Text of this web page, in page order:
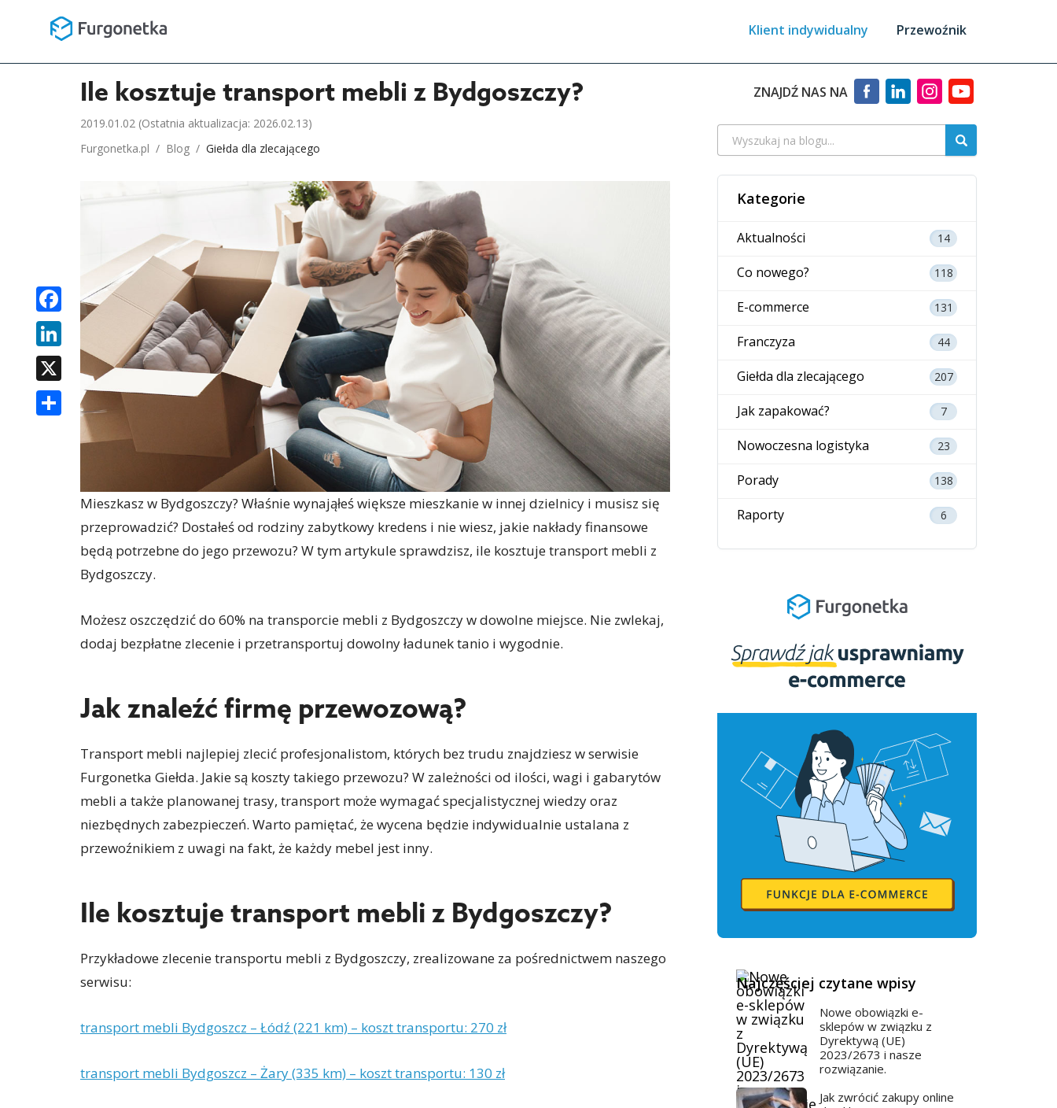
Klient indywidualny Przewoźnik
Ile kosztuje transport mebli z Bydgoszczy?
2019.01.02 (Ostatnia aktualizacja: 2026.02.13)
Furgonetka.pl / Blog / Giełda dla zlecającego
FACEBOOK
LINKEDIN
X
SHARE
Mieszkasz w Bydgoszczy? Właśnie wynająłeś większe mieszkanie w innej dzielnicy i musisz się
przeprowadzić? Dostałeś od rodziny zabytkowy kredens i nie wiesz, jakie nakłady finansowe
będą potrzebne do jego przewozu? W tym artykule sprawdzisz, ile kosztuje transport mebli z
Bydgoszczy.
Możesz oszczędzić do 60% na transporcie mebli z Bydgoszczy w dowolne miejsce. Nie zwlekaj,
dodaj bezpłatne zlecenie i przetransportuj dowolny ładunek tanio i wygodnie.
Jak znaleźć firmę przewozową?
Transport mebli najlepiej zlecić profesjonalistom, których bez trudu znajdziesz w serwisie
Furgonetka Giełda. Jakie są koszty takiego przewozu? W zależności od ilości, wagi i gabarytów
mebli a także planowanej trasy, transport może wymagać specjalistycznej wiedzy oraz
niezbędnych zabezpieczeń. Warto pamiętać, że wycena będzie indywidualnie ustalana z
przewoźnikiem z uwagi na fakt, że każdy mebel jest inny.
Ile kosztuje transport mebli z Bydgoszczy?
Przykładowe zlecenie transportu mebli z Bydgoszczy, zrealizowane za pośrednictwem naszego
serwisu:
transport mebli Bydgoszcz – Łódź (221 km) – koszt transportu: 270 zł
transport mebli Bydgoszcz – Żary (335 km) – koszt transportu: 130 zł
ZNAJDŹ NAS NA
Kategorie
Aktualności 14
Co nowego? 118
E-commerce 131
Franczyza 44
Giełda dla zlecającego 207
Jak zapakować? 7
Nowoczesna logistyka 23
Porady 138
Raporty 6
Najczęściej czytane wpisy
Nowe obowiązki e-
sklepów w związku z
Dyrektywą (UE)
2023/2673 i nasze
rozwiązanie.
Jak zwrócić zakupy online